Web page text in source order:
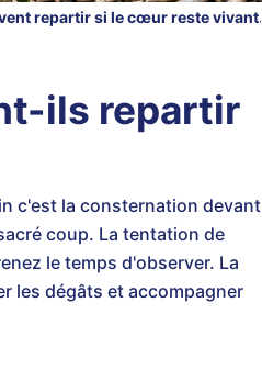
repartir si le cœur reste vivant.
ils repartir
c'est la consternation devant
coup. La tentation de
le temps d'observer. La
les dégâts et accompagner